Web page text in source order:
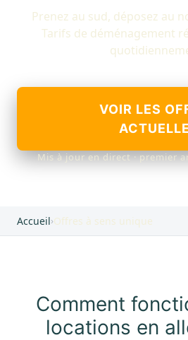
Prenez au sud, déposez au
Tarifs de déménagement
VOIR LES
Mis à jour en direct · premier
Accueil›Offres à sens unique
Comment
locations en